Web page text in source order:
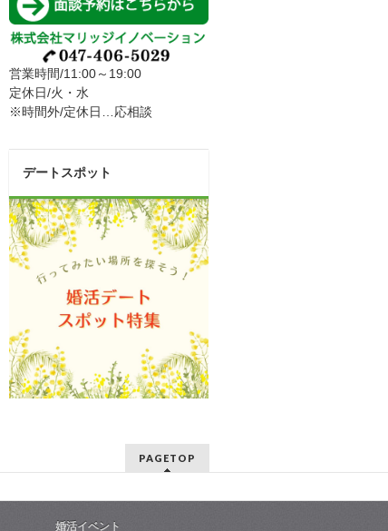
営業時間/11:00～19:00
定休日/火・水
※時間外/定休日…応相談
デートスポット
PAGETOP
婚活イベント